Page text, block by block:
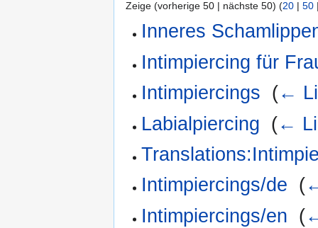
Zeige (vorherige 50 | nächste 50) (20 | 50
Inneres
Intimpiercing für
Intimpiercings (←
Labialpiercing (←
Intimpiercings/de (
Intimpiercings/en (